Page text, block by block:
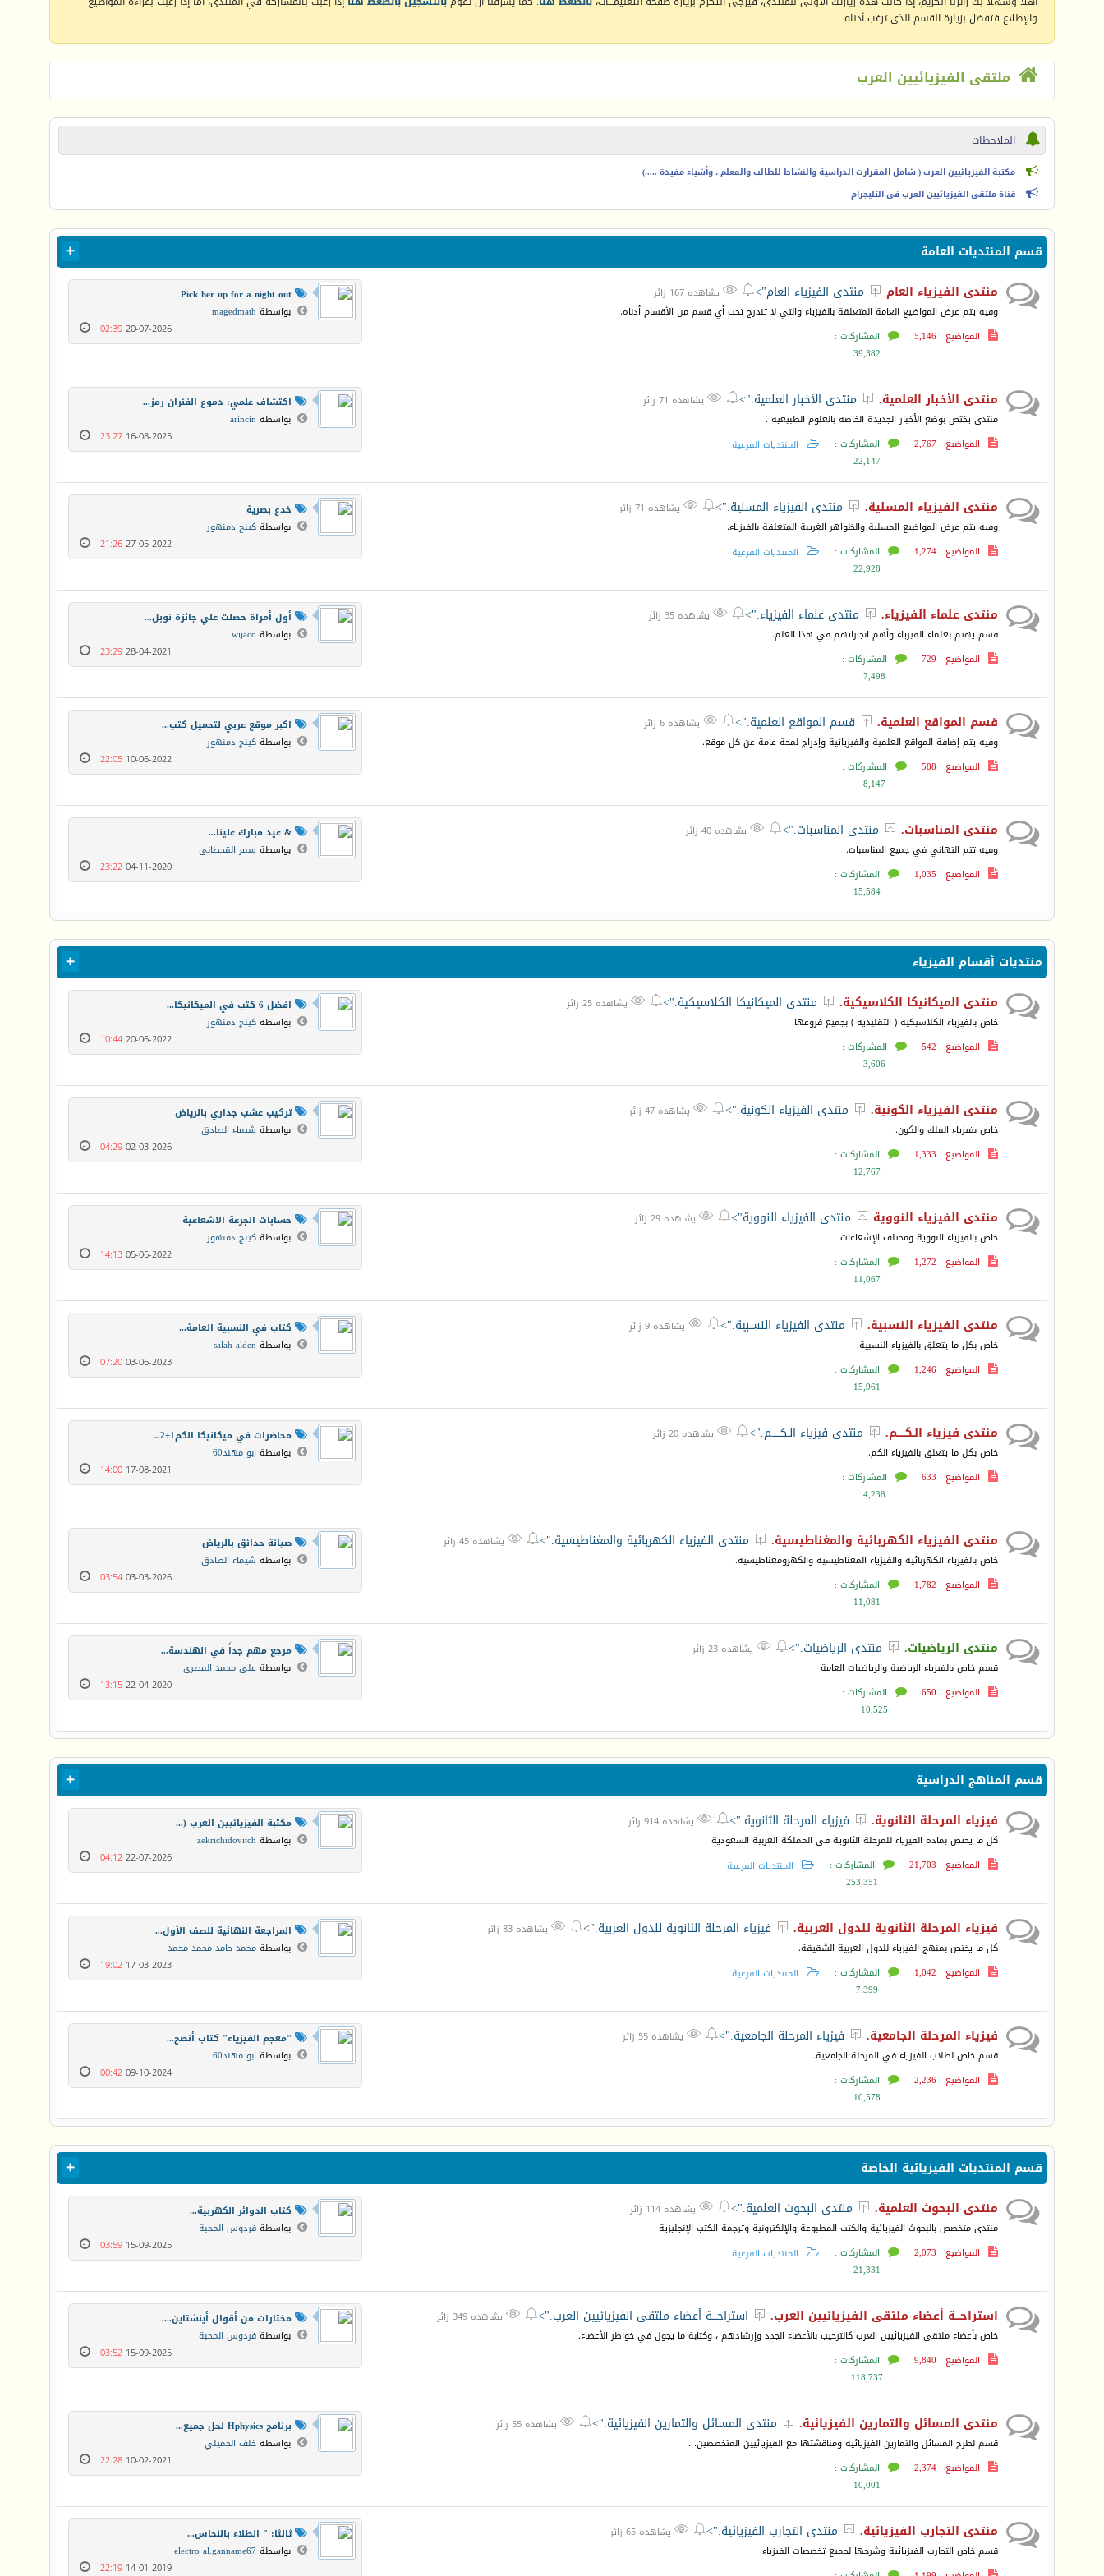
والإطلاع فتفضل بزيارة القسم الذي ترغب أدناه.
ملتقى الفيزيائيين العرب
الملاحظات
مكتبة الفيزيائيين العرب ( شامل المقرارت الدراسية والنشاط للطالب والمعلم ، وأشياء مفيدة .....)
قناة ملتقى الفيزيائيين العرب في التليجرام
قسم المنتديات العامة
Pick her up for a night out
بواسطةmagedmath
20-07-2026
02:39
منتدى الفيزياء العام  منتدى الفيزياء العام">
 يشاهده 167 زائر
وفيه يتم عرض المواضيع العامة المتعلقة بالفيزياء والتي لا تندرج تحت أي قسم من الأقسام أدناه.
المواضيع : 5,146
المشاركات :
39,382
اكتشاف علمي: دموع الفئران رمز...
بواسطةarincin
16-08-2025
23:27
منتدى الأخبار العلمية.  منتدى الأخبار العلمية.">
 يشاهده 71 زائر
منتدى يختص بوضع الأخبار الجديدة الخاصة بالعلوم الطبيعية .
المواضيع : 2,767
المشاركات :
22,147
المنتديات الفرعية
خدع بصرية
بواسطةكينج دمنهور
27-05-2022
21:26
منتدى الفيزياء المسلية.  منتدى الفيزياء المسلية.">
 يشاهده 71 زائر
وفيه يتم عرض المواضيع المسلية والظواهر الغريبة المتعلقة بالفيزياء.
المواضيع : 1,274
المشاركات :
22,928
المنتديات الفرعية
أول أمراة حصلت علي جائزة نوبل...
بواسطة wijaco
28-04-2021
23:29
منتدى علماء الفيزياء.  منتدى علماء الفيزياء.">
 يشاهده 35 زائر
قسم يهتم بعلماء الفيزياء وأهم انجازاتهم في هذا العلم.
المواضيع : 729
المشاركات :
7,498
اكبر موقع عربي لتحميل كتب...
بواسطةكينج دمنهور
10-06-2022
22:05
قسم المواقع العلمية.  قسم المواقع العلمية.">
 يشاهده 6 زائر
وفيه يتم إضافة المواقع العلمية والفيزيائية وإدراج لمحة عامة عن كل موقع.
المواضيع : 588
المشاركات :
8,147
& عيد مبارك علينا...
بواسطة سمر القحطانى
04-11-2020
23:22
منتدى المناسبات.  منتدى المناسبات.">
 يشاهده 40 زائر
وفيه تتم التهاني في جميع المناسبات.
المواضيع : 1,035
المشاركات :
15,584
منتديات أقسام الفيزياء
افضل 6 كتب في الميكانيكا...
بواسطةكينج دمنهور
20-06-2022
10:44
منتدى الميكانيكا الكلاسيكية.  منتدى الميكانيكا الكلاسيكية.">
 يشاهده 25 زائر
خاص بالفيزياء الكلاسيكية ( التقليدية ) بجميع فروعها.
المواضيع : 542
المشاركات :
3,606
تركيب عشب جداري بالرياض
بواسطة شيماء الصادق
02-03-2026
04:29
منتدى الفيزياء الكونية.  منتدى الفيزياء الكونية.">
 يشاهده 47 زائر
خاص بفيزياء الفلك والكون.
المواضيع : 1,333
المشاركات :
12,767
حسابات الجرعة الاشعاعية
بواسطةكينج دمنهور
05-06-2022
14:13
منتدى الفيزياء النووية  منتدى الفيزياء النووية">
 يشاهده 29 زائر
خاص بالفيزياء النووية ومختلف الإشعاعات.
المواضيع : 1,272
المشاركات :
11,067
كتاب في النسبية العامة...
بواسطةsalah alden
03-06-2023
07:20
منتدى الفيزياء النسبية.  منتدى الفيزياء النسبية.">
 يشاهده 9 زائر
خاص بكل ما يتعلق بالفيزياء النسبية.
المواضيع : 1,246
المشاركات :
15,961
محاضرات في ميكانيكا الكم1+2...
بواسطة ابو مهند60
17-08-2021
14:00
منتدى فيزياء الـكـــــم.  منتدى فيزياء الـكـــــم.">
 يشاهده 20 زائر
خاص بكل ما يتعلق بالفيزياء الكم.
المواضيع : 633
المشاركات :
4,238
صيانة حدائق بالرياض
بواسطة شيماء الصادق
03-03-2026
03:54
منتدى الفيزياء الكهربائية والمغناطيسية.  منتدى الفيزياء الكهربائية والمغناطيسية.">
 يشاهده 45 زائر
خاص بالفيزياء الكهربائية والفيزياء المغناطيسية والكهرومغناطيسية.
المواضيع : 1,782
المشاركات :
11,081
مرجع مهم جداً في الهندسة...
بواسطةعلى محمد المصرى
22-04-2020
13:15
منتدى الرياضيات.  منتدى الرياضيات.">
 يشاهده 23 زائر
قسم خاص بالفيزياء الرياضية والرياضيات العامة
المواضيع : 650
المشاركات :
10,525
قسم المناهج الدراسية
مكتبة الفيزيائيين العرب (...
بواسطةzekrichidovitch
22-07-2026
04:12
فيزياء المرحلة الثانوية.  فيزياء المرحلة الثانوية.">
 يشاهده 914 زائر
كل ما يختص بمادة الفيزياء للمرحلة الثانوية في المملكة العربية السعودية
المواضيع : 21,703
المشاركات :
253,351
المنتديات الفرعية
المراجعة النهائية للصف الأول...
بواسطةمحمد حامد محمد محمد
17-03-2023
19:02
فيزياء المرحلة الثانوية للدول العربية.  فيزياء المرحلة الثانوية للدول العربية.">
 يشاهده 83 زائر
كل ما يختص بمنهج الفيزياء للدول العربية الشقيقة.
المواضيع : 1,042
المشاركات :
7,399
المنتديات الفرعية
"معجم الفيزياء" كتاب أنصح...
بواسطة ابو مهند60
09-10-2024
00:42
فيزياء المرحلة الجامعية.  فيزياء المرحلة الجامعية.">
 يشاهده 55 زائر
قسم خاص لطلاب الفيزياء في المرحلة الجامعية.
المواضيع : 2,236
المشاركات :
10,578
قسم المنتديات الفيزيائية الخاصة
كتاب الدوائر الكهربية...
بواسطةفردوس المحبة
15-09-2025
03:59
منتدى البحوث العلمية.  منتدى البحوث العلمية.">
 يشاهده 114 زائر
منتدى متخصص بالبحوث الفيزيائية والكتب المطبوعة والإلكترونية وترجمة الكتب الإنجليزية
المواضيع : 2,073
المشاركات :
21,331
المنتديات الفرعية
مختارات من أقوال أينشتاين....
بواسطةفردوس المحبة
15-09-2025
03:52
استراحـــة أعضاء ملتقى الفيزيائيين العرب.  استراحـــة أعضاء ملتقى الفيزيائيين العرب.">
 يشاهده 349 زائر
خاص بأعضاء ملتقى الفيزيائيين العرب كالترحيب بالأعضاء الجدد وإرشادهم ، وكتابة ما يجول في خواطر الأعضاء.
المواضيع : 9,840
المشاركات :
118,737
برنامج Hphysics لحل جميع...
بواسطةخلف الجميلي
10-02-2021
22:28
منتدى المسائل والتمارين الفيزيائية.  منتدى المسائل والتمارين الفيزيائية.">
 يشاهده 55 زائر
قسم لطرح المسائل والتمارين الفيزيائية ومناقشتها مع الفيزيائيين المتخصصين. .
المواضيع : 2,374
المشاركات :
10,001
ثالثا: " الطلاء بالنحاس...
بواسطةelectro al.ganname67
14-01-2019
22:19
منتدى التجارب الفيزيائية.  منتدى التجارب الفيزيائية.">
 يشاهده 65 زائر
قسم خاص التجارب الفيزيائية وشرحها لجميع تخصصات الفيزياء.